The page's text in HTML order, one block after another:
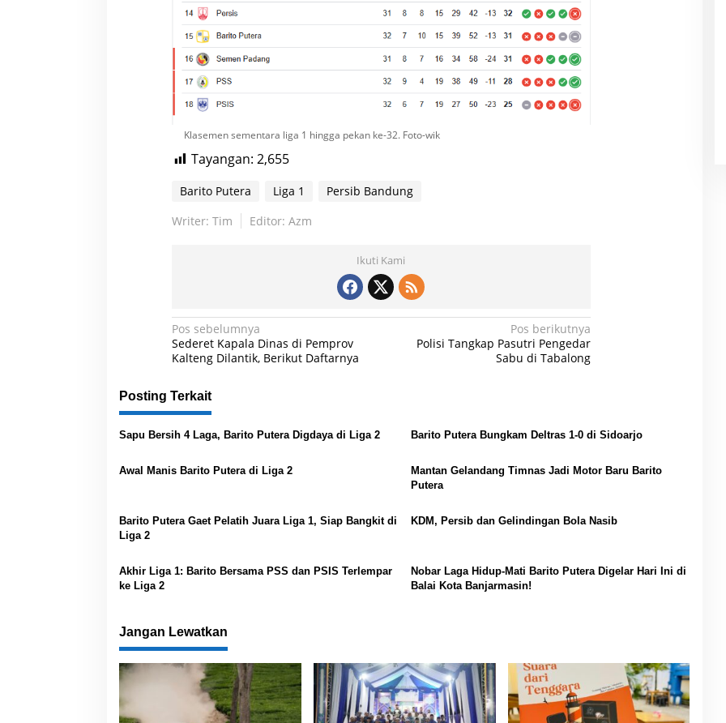
Klasemen sementara liga 1 hingga pekan ke-32. Foto-wik
Tayangan: 2,655
Barito Putera Liga 1
Persib Bandung
Writer: Tim
Editor: Azm
Ikuti Kami
N
a
i
a
s
p
Pos sebelumnya
Sederet Kapala Dinas di Pemprov
Kalteng Dilantik, Berikut Daftarnya
Pos berikutnya
Polisi Tangkap Pasutri Pengedar
Sabu di Tabalong
Posting Terkait
Sapu Bersih 4 Laga, Barito Putera Digdaya di Liga 2 Barito Putera Bungkam Deltras 1-0 di Sidoarjo
Awal Manis Barito Putera di Liga 2
Mantan Gelandang Timnas Jadi Motor Baru Barito
Putera
Barito Putera Gaet Pelatih Juara Liga 1, Siap Bangkit di
Liga 2
KDM, Persib dan Gelindingan Bola Nasib
Akhir Liga 1: Barito Bersama PSS dan PSIS Terlempar
ke Liga 2
Nobar Laga Hidup-Mati Barito Putera Digelar Hari Ini di
Balai Kota Banjarmasin!
Jangan Lewatkan